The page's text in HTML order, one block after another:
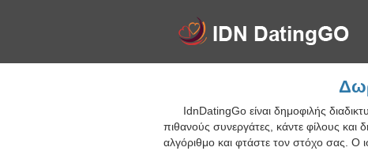
IdnDatingGo είναι δημοφιλής
πιθανούς συνεργάτες, κάντε φίλους
αλγόριθμο και φτάστε τον στόχο σας. Ο